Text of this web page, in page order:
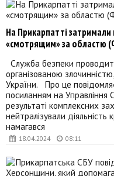
18.04.2024 08:11
На Прикарпатті
«смотрящим» за областю
Служба безпеки
організованою
України. Про це
посиланням на Управління
результаті комплексних
нейтралізували
намагався